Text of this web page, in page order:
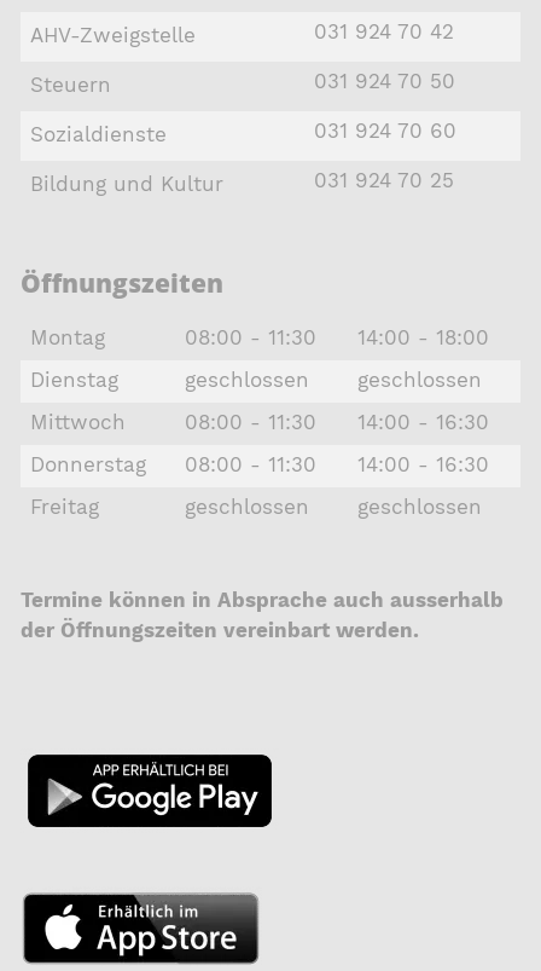
AHV-Zweigstelle 031 924 70 42
Steuern 031 924 70 50
Sozialdienste 031 924 70 60
Bildung und Kultur 031 924 70 25
Öffnungszeiten
Montag 08:00 - 11:30
14:00 - 18:00
Dienstag
geschlossen
geschlossen
Mittwoch
08:00 - 11:30
14:00 - 16:30
Donnerstag
08:00 - 11:30
14:00 - 16:30
Freitag
geschlossen geschlossen
Termine können in Absprache auch ausserhalb
der Öffnungszeiten vereinbart werden.